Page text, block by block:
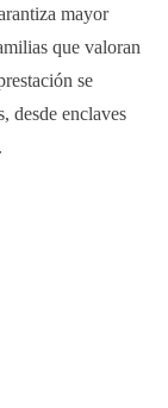
mayor
que valoran
se
desde enclaves